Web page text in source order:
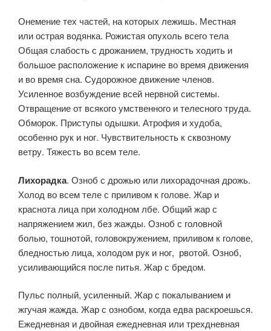
Онемение тех частей, на которых лежишь. Местная
или острая водянка. Рожистая опухоль всего тела
Общая слабость с дрожанием, трудность ходить и
большое расположение к испарине во время движения
и во время сна. Судорожное движение членов.
Усиленное возбуждение всей нервной системы.
Отвращение от всякого умственного и телесного труда.
Обморок. Приступы одышки. Атрофия и худоба,
особенно рук и ног. Чувствительность к сквозному
ветру. Тяжесть во всем теле.
Лихорадка. Озноб с дрожью или лихорадочная дрожь.
Холод во всем теле с приливом к голове. Жар и
краснота лица при холодном лбе. Общий жар с
напряжением жил, без жажды. Озноб с головной
болью, тошнотой, головокружением, приливом к голове,
бледностью лица, холодом рук и ног, рвотой. Озноб,
усиливающийся после питья. Жар с бредом.
Пульс полный, усиленный. Жар с покалыванием и
жгучая жажда. Жар с ознобом, когда едва раскроешься.
Ежедневная и двойная ежедневная или трехдневная